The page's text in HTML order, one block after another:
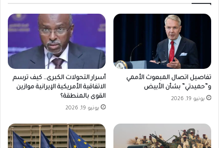
تفاصيل اتصال المبعوث الأممي
و”حميدتي” بشأن الأبيض
يونيو 19, 2026
أسرار التحولات الكبرى.. كيف ترسم
الاتفاقية الأمريكية الإيرانية موازين
القوى بالمنطقة؟
يونيو 19, 2026